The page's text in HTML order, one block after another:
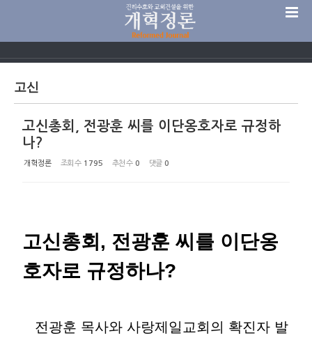
고신
고신총회, 전광훈 씨를 이단옹호자로 규정하
나?
개혁정론 조회 수 1795 추천 수 0 댓글 0
고신총회, 전광훈 씨를 이단옹
호자로 규정하나?
전광훈 목사와 사랑제일교회의 확진자 발
Sketchbook5, 스케치북5
Sketchbook5, 스케치북5